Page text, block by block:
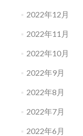
2022年12月
2022年11月
2022年10月
2022年9月
2022年8月
2022年7月
2022年6月